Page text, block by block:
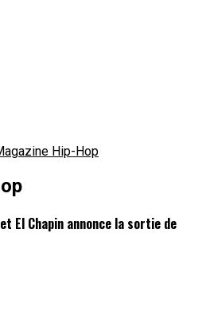
El Chapin annonce la sortie de